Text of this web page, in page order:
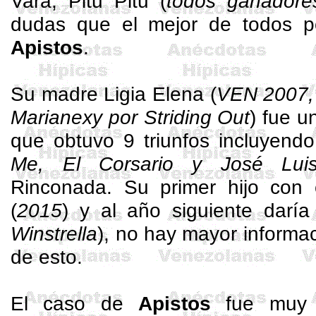
dudas que el mejor de todos
Apistos.
Su madre Ligia Elena (VEN
Marianexypor Striding Out) fue
que obtuvo 9 triunfos
Me, El Corsario y José Luis
Rinconada. Su primer hijo
(2015) y al año siguiente
Winstrella), no hay mayor
de esto.
El caso de Apistosfue muy